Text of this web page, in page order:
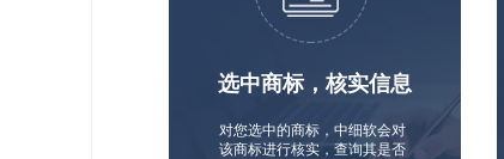
选中商标，核实信息
对您选中的商标，中细软会对
该商标进行核实，查询其是否